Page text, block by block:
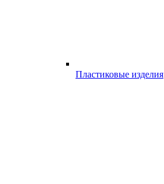
Пластиковые изделия